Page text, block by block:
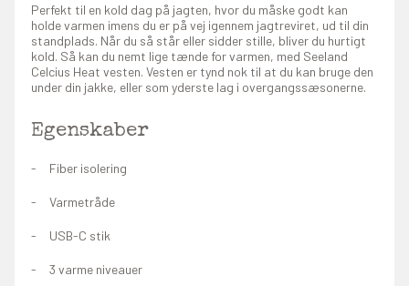
Perfekt til en kold dag på jagten, hvor du måske godt kan
holde varmen imens du er på vej igennem jagtreviret, ud til din
standplads. Når du så står eller sidder stille, bliver du hurtigt
kold. Så kan du nemt lige tænde for varmen, med Seeland
Celcius Heat vesten. Vesten er tynd nok til at du kan bruge den
under din jakke, eller som yderste lag i overgangssæsonerne.
Egenskaber
Fiber isolering
Varmetråde
USB-C stik
3 varme niveauer